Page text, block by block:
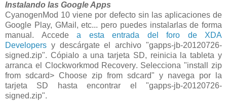
Instalando las Google Apps
CyanogenMod 10 viene por defecto sin las aplicaciones de
Google Play, GMail, etc... pero puedes instalarlas de forma
manual. Accede a esta entrada del foro de XDA
Developers y descárgate el archivo "gapps-jb-20120726-
signed.zip". Cópialo a una tarjeta SD, reinicia la tableta y
arranca el Clockworkmod Recovery. Selecciona "install zip
from sdcard> Choose zip from sdcard" y navega por la
tarjeta SD hasta encontrar el "gapps-jb-20120726-
signed.zip".